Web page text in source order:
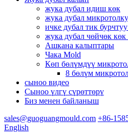
жука дубал идиш көк
жука дубал
ичке дубал тик
жука дубал чөйчөк көк
Ашкана калыптары
Чака Mold
Көп бөлүмдүү
8 бөлүм
сыноо видео
Сыноо үлгү сүрөттөрү
Биз менен байланыш
sales@guoguangmould.com +86-
English